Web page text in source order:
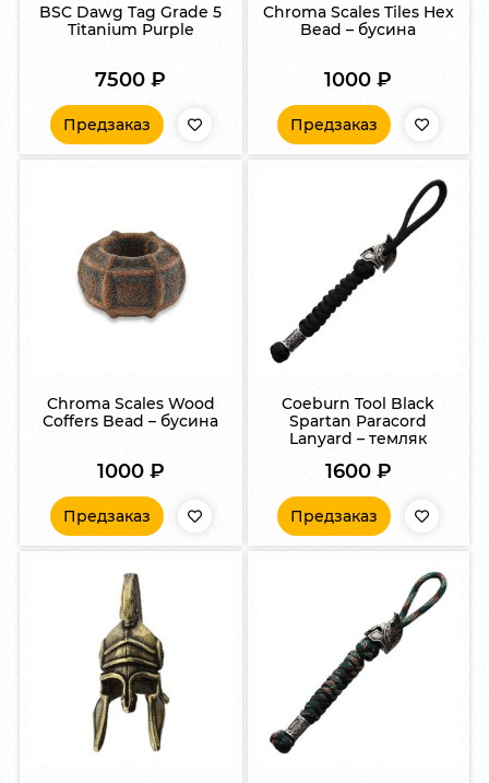
BSC Dawg Tag Grade 5
Titanium Purple
7500₽
Предзаказ
Chroma Scales Tiles Hex
Bead – бусина
1000₽
Предзаказ
Chroma Scales Wood
Coffers Bead – бусина
1000 ₽
Предзаказ
Coeburn Tool Black
Spartan Paracord
Lanyard – темляк
1600 ₽
Предзаказ